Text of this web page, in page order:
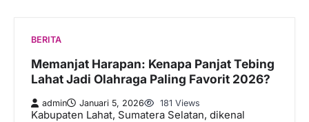
BERITA
Memanjat Harapan: Kenapa Panjat Tebing
Lahat Jadi Olahraga Paling Favorit 2026?
admin Januari 5, 2026 181 Views
Kabupaten Lahat, Sumatera Selatan, dikenal